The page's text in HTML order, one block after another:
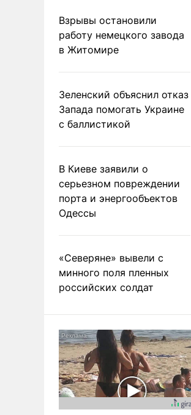
Взрывы остановили
работу немецкого завода
в Житомире
Зеленский объяснил отказ
Запада помогать Украине
с баллистикой
В Киеве заявили о
серьезном повреждении
порта и энергообъектов
Одессы
«Северяне» вывели с
минного поля пленных
российских солдат